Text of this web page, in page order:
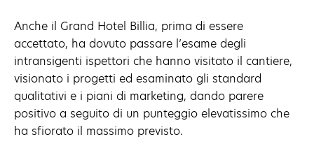
Anche il Grand Hotel Billia, prima di essere
accettato, ha dovuto passare l’esame degli
intransigenti ispettori che hanno visitato il cantiere,
visionato i progetti ed esaminato gli standard
qualitativi e i piani di marketing, dando parere
positivo a seguito di un punteggio elevatissimo che
ha sfiorato il massimo previsto.